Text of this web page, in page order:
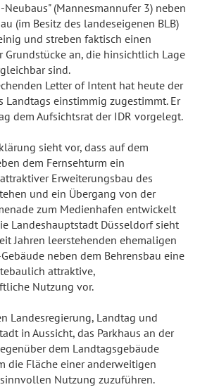
Neubaus" (Mannesmannufer 3) neben
(im Besitz des landeseigenen BLB)
und streben faktisch einen
Grundstücke an, die hinsichtlich Lage
sind.
Letter of Intent hat heute der
Landtags einstimmig zugestimmt. Er
dem Aufsichtsrat der IDR vorgelegt.
sieht vor, dass auf dem
dem Fernsehturm ein
Erweiterungsbau des
und ein Übergang von der
zum Medienhafen entwickelt
Landeshauptstadt Düsseldorf sieht
Jahren leerstehenden ehemaligen
neben dem Behrensbau eine
attraktive,
Nutzung vor.
Landesregierung, Landtag und
in Aussicht, das Parkhaus an der
dem Landtagsgebäude
die Fläche einer anderweitigen
Nutzung zuzuführen.